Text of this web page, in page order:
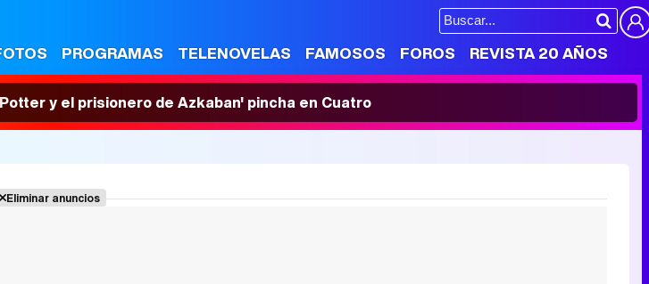
PROGRAMAS TELENOVELAS FAMOSOS FOROS REVISTA 20 AÑOS
y el prisionero de Azkaban' pincha en Cuatro
Eliminar anuncios